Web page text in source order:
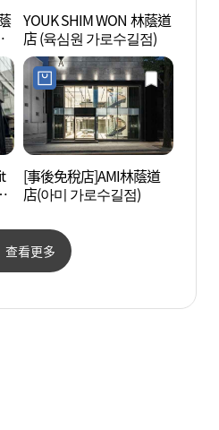
YOUK SHIM WON 林蔭道
店 (육심원 가로수길점)
[事後免稅店]AMI林蔭道
店(아미 가로수길점)
查看更多